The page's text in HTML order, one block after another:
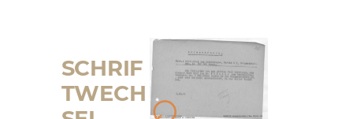
SCHRIF
TWECH